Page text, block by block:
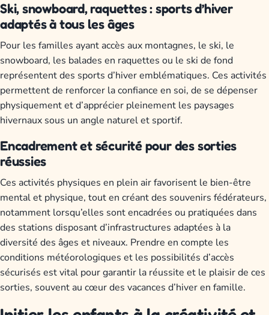
Ski, snowboard, raquettes : sports d’hiver
adaptés à tous les âges
Pour les familles ayant accès aux montagnes, le ski, le
snowboard, les balades en raquettes ou le ski de fond
représentent des sports d’hiver emblématiques. Ces activités
permettent de renforcer la confiance en soi, de se dépenser
physiquement et d’apprécier pleinement les paysages
hivernaux sous un angle naturel et sportif.
Encadrement et sécurité pour des sorties
réussies
Ces activités physiques en plein air favorisent le bien-être
mental et physique, tout en créant des souvenirs fédérateurs,
notamment lorsqu’elles sont encadrées ou pratiquées dans
des stations disposant d’infrastructures adaptées à la
diversité des âges et niveaux. Prendre en compte les
conditions météorologiques et les possibilités d’accès
sécurisés est vital pour garantir la réussite et le plaisir de ces
sorties, souvent au cœur des vacances d’hiver en famille.